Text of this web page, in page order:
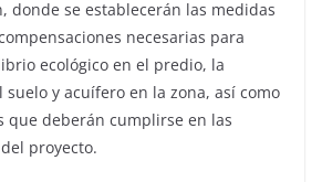
donde se establecerán las medidas
necesarias para
ecológico en el predio, la
y acuífero en la zona, así como
que deberán cumplirse en las
proyecto.